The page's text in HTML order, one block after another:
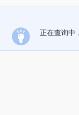
正在查询中